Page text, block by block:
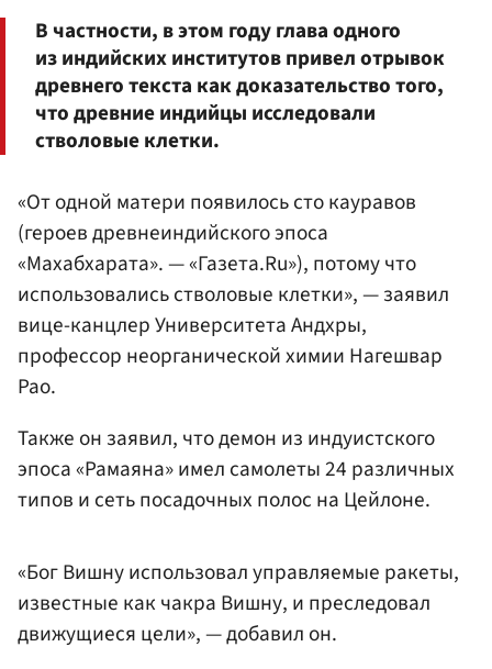
В частности, в этом году глава одного
из индийских институтов привел отрывок
древнего текста как доказательство того,
что древние индийцы исследовали
стволовые клетки.
«От одной матери появилось сто кауравов
(героев древнеиндийского эпоса
«Махабхарата». — «Газета.Ru»), потому что
использовались стволовые клетки», — заявил
вице-канцлер Университета Андхры,
профессор неорганической химии Нагешвар
Рао.
Также он заявил, что демон из индуистского
эпоса «Рамаяна» имел самолеты 24 различных
типов и сеть посадочных полос на Цейлоне.
«Бог Вишну использовал управляемые ракеты,
известные как чакра Вишну, и преследовал
движущиеся цели», — добавил он.